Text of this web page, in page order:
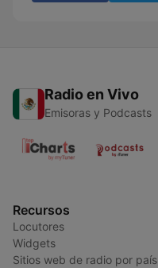
Radio en Vivo
Emisoras y Podcasts
Recursos
Locutores
Widgets
Sitios web de radio por país